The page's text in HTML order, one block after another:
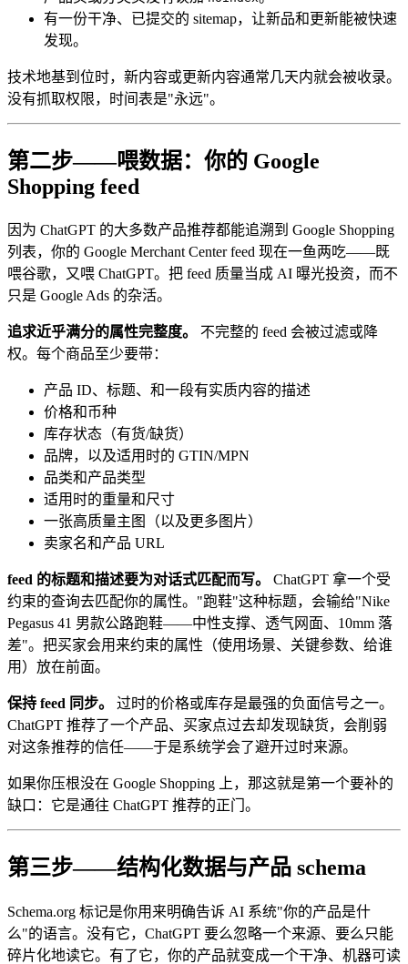
有一份干净、已提交的 sitemap，让新品和更新能被快速
发现。
技术地基到位时，新内容或更新内容通常几天内就会被收录。
没有抓取权限，时间表是"永远"。
第二步——喂数据：你的 Google
Shopping feed
因为 ChatGPT 的大多数产品推荐都能追溯到 Google Shopping
列表，你的 Google Merchant Center feed 现在一鱼两吃——既
喂谷歌，又喂 ChatGPT。把 feed 质量当成 AI 曝光投资，而不
只是 Google Ads 的杂活。
追求近乎满分的属性完整度。
不完整的 feed 会被过滤或降
权。每个商品至少要带：
产品 ID、标题、和一段有实质内容的描述
价格和币种
库存状态（有货/缺货）
品牌，以及适用时的 GTIN/MPN
品类和产品类型
适用时的重量和尺寸
一张高质量主图（以及更多图片）
卖家名和产品 URL
feed 的标题和描述要为对话式匹配而写。
ChatGPT 拿一个受
约束的查询去匹配你的属性。"跑鞋"这种标题，会输给"Nike
Pegasus 41 男款公路跑鞋——中性支撑、透气网面、10mm 落
差"。把买家会用来约束的属性（使用场景、关键参数、给谁
用）放在前面。
保持 feed 同步。
过时的价格或库存是最强的负面信号之一。
ChatGPT 推荐了一个产品、买家点过去却发现缺货，会削弱
对这条推荐的信任——于是系统学会了避开过时来源。
如果你压根没在 Google Shopping 上，那这就是第一个要补的
缺口：它是通往 ChatGPT 推荐的正门。
第三步——结构化数据与产品 schema
Schema.org 标记是你用来明确告诉 AI 系统"你的产品是什
么"的语言。没有它，ChatGPT 要么忽略一个来源、要么只能
碎片化地读它。有了它，你的产品就变成一个干净、机器可读